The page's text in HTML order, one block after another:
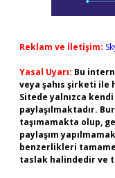
Reklam ve İletişim:
Yasal Uyarı: Bu
veya şahıs şirketi ile
Sitede yalnızca
paylaşılmaktadır.
taşımamakta olup,
paylaşım
benzerlikleri
taslak halindedir ve